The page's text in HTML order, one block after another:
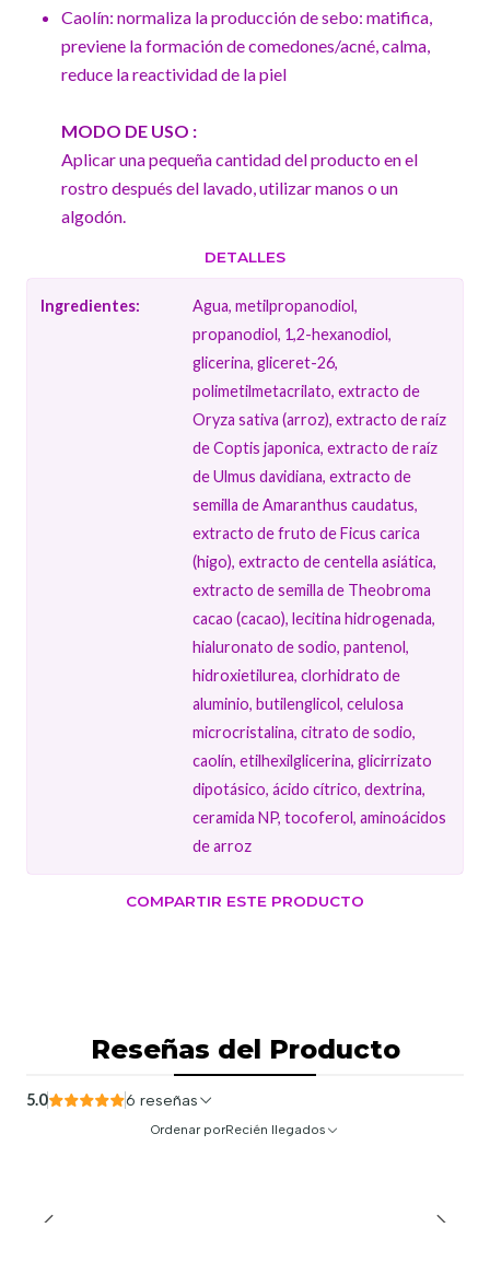
Caolín: normaliza la producción de sebo: matifica,
previene la formación de comedones/acné, calma,
reduce la reactividad de la piel
MODO DE USO :
Aplicar una pequeña cantidad del producto en el
rostro después del lavado, utilizar manos o un
algodón.
DETALLES
Ingredientes:
Agua, metilpropanodiol,
propanodiol, 1,2-hexanodiol,
glicerina, gliceret-26,
polimetilmetacrilato, extracto de
Oryza sativa (arroz), extracto de raíz
de Coptis japonica, extracto de raíz
de Ulmus davidiana, extracto de
semilla de Amaranthus caudatus,
extracto de fruto de Ficus carica
(higo), extracto de centella asiática,
extracto de semilla de Theobroma
cacao (cacao), lecitina hidrogenada,
hialuronato de sodio, pantenol,
hidroxietilurea, clorhidrato de
aluminio, butilenglicol, celulosa
microcristalina, citrato de sodio,
caolín, etilhexilglicerina, glicirrizato
dipotásico, ácido cítrico, dextrina,
ceramida NP, tocoferol, aminoácidos
de arroz
COMPARTIR ESTE PRODUCTO
Reseñas del Producto
5.0 6 reseñas
Ordenar porRecién llegados